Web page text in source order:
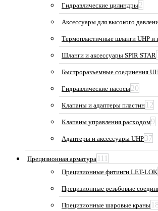
Гидравлические цилиндры2
Аксессуары для высокого
Термопластичные шланги UHP и
Шланги и аксессуары SPIR STAR
Быстроразъемные соединения
Гидравлические насосы20
Клапаны и адаптеры пластин 12
Клапаны управления расходом9
Адаптеры и аксессуары UHP37
Прецизионная арматура 111
Прецизионные фитинги LET-LOK
Прецизионные резьбовые
Прецизионные шаровые краны 18